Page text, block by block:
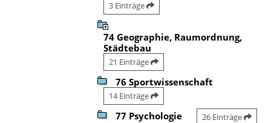
3 Einträge
74 Geographie, Raumordnung,
Städtebau
21 Einträge
76 Sportwissenschaft
14 Einträge
77 Psychologie 26 Einträge